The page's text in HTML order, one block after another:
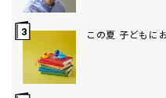
この夏 子どもに